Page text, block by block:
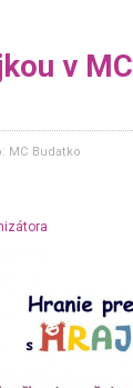
v MC
MC Budatko